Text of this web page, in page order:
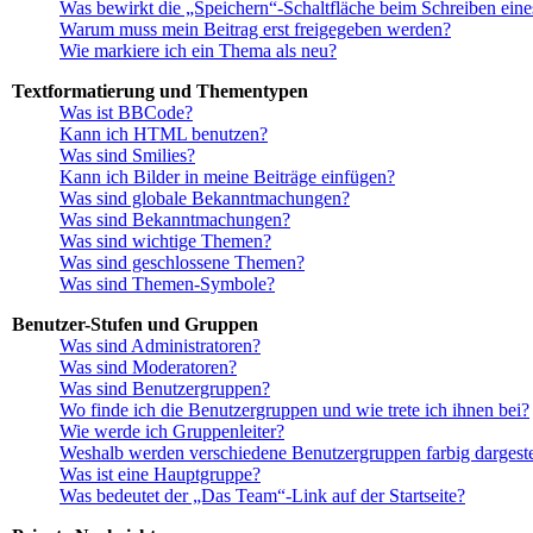
Was bewirkt die „Speichern“-Schaltfläche beim Schreiben
Warum muss mein Beitrag erst freigegeben werden?
Wie markiere ich ein Thema als neu?
Textformatierung und Thementypen
Was ist BBCode?
Kann ich HTML benutzen?
Was sind Smilies?
Kann ich Bilder in meine Beiträge einfügen?
Was sind globale Bekanntmachungen?
Was sind Bekanntmachungen?
Was sind wichtige Themen?
Was sind geschlossene Themen?
Was sind Themen-Symbole?
Benutzer-Stufen und Gruppen
Was sind Administratoren?
Was sind Moderatoren?
Was sind Benutzergruppen?
Wo finde ich die Benutzergruppen und wie trete ich ihnen bei?
Wie werde ich Gruppenleiter?
Weshalb werden verschiedene Benutzergruppen farbig
Was ist eine Hauptgruppe?
Was bedeutet der „Das Team“-Link auf der Startseite?